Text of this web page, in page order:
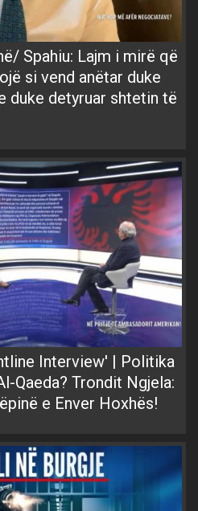
Spahiu: Lajm i mirë që
si vend anëtar duke
duke detyruar shtetin të
Interview' | Politika
Qaeda? Trondit Ngjela:
e Enver Hoxhës!